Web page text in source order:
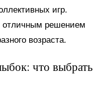
игр.
отличным решением
возраста.
что выбрать